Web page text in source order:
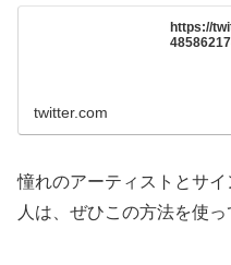
https://
twitter.com
憧れのアーティストとサ
人は、ぜひこの方法を使